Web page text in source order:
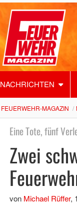
NACHRICHTEN
FEUERWEHR-MAGAZIN
Eine Tote, fünf
Zwei
von Michael Rüffer,